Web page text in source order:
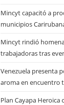
Mincyt capacitó a
municipios
Mincyt rindió
trabajadoras tras
Venezuela presenta
aroma en encuentro
Plan Cayapa